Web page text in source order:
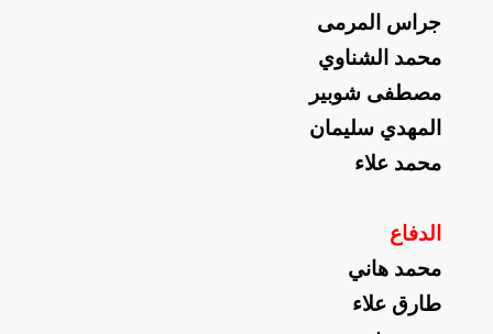
جراس المرمى
محمد الشناوي
مصطفى شوبير
المهدي سليمان
محمد علاء
الدفاع
محمد هاني
طارق علاء